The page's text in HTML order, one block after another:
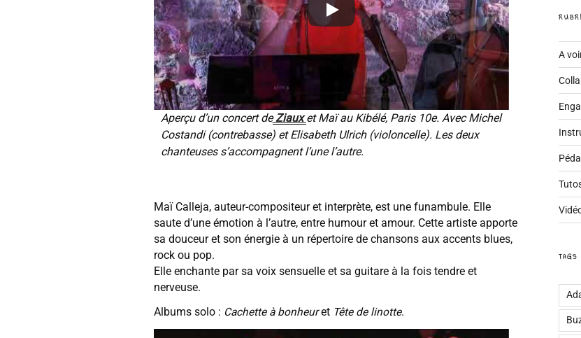
Aperçu d’un concert deZiauxet Maï au Kibélé, Paris 10e. Avec Michel
Costandi (contrebasse) et Elisabeth Ulrich (violoncelle). Les deux
chanteuses s’accompagnent l’une l’autre.
Maï Calleja, auteur-compositeur et interprète, est une funambule. Elle
saute d’une émotion à l’autre, entre humour et amour. Cette artiste apporte
sa douceur et son énergie à un répertoire de chansons aux accents blues,
rock ou pop.
Elle enchante par sa voix sensuelle et sa guitare à la fois tendre et
nerveuse.
Albums solo : Cachette à bonheuret Tête de linotte.
A
TAGS